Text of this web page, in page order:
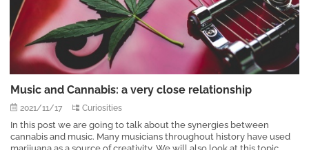
Music and Cannabis: a very close relationship
2021/11/17 Curiosities
In this post we are going to talk about the synergies between
cannabis and music. Many musicians throughout history have used